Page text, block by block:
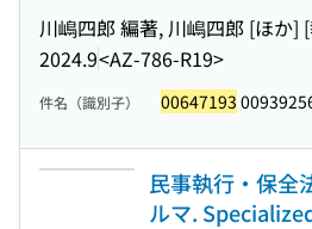
川嶋四郎 編著, 川嶋四郎 [ほか]
2024.9<AZ-786-R19>
件名（識別子） 00647193
民事執行・保全
ルマ.